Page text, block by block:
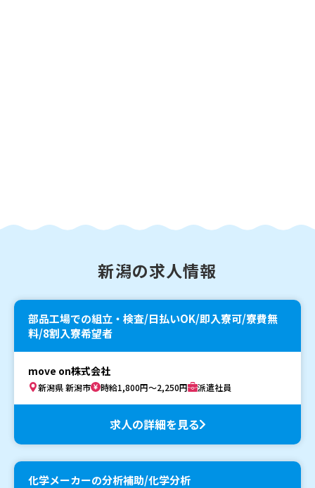
新潟の求人情報
部品工場での組立・検査/日払いOK/即入寮可/寮費無
料/8割入寮希望者
move on株式会社
新潟県 新潟市 時給1,800円～2,250円 派遣社員
求人の詳細を見る
化学メーカーの分析補助/化学分析